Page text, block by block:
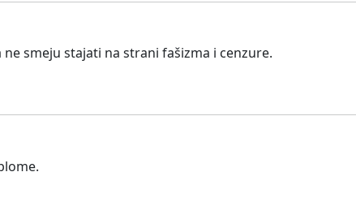
smeju stajati na strani fašizma i cenzure.